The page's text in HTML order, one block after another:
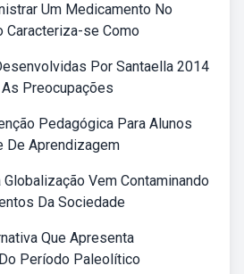
Um Medicamento No
Caracteriza-se Como
Por Santaella 2014
Preocupações
Pedagógica Para Alunos
De Aprendizagem
Globalização Vem Contaminando
Da Sociedade
Que Apresenta
Período Paleolítico